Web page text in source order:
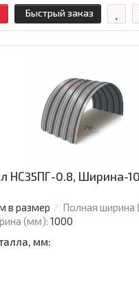
Быстрый заказ
НС35ПГ-0.8, Ширина-
в размер Полная ширина
(мм): 1000
мм: